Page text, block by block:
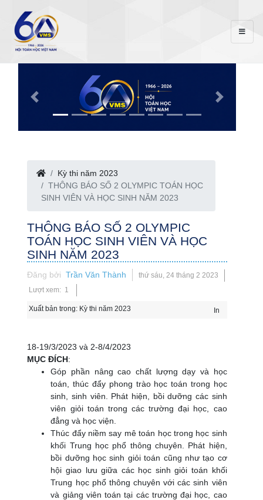
Kỳ thi năm 2023
THÔNG BÁO SỐ 2 OLYMPIC TOÁN HỌC
SINH VIÊN VÀ HỌC SINH NĂM 2023
THÔNG BÁO SỐ 2 OLYMPIC
TOÁN HỌC SINH VIÊN VÀ HỌC
SINH NĂM 2023
Đăng bởiTrần Văn Thành
thứ sáu, 24 tháng 2 2023
Lượt xem: 1
Xuất bản trong: Kỳ thi năm 2023 In
18-19/3/2023 và 2-8/4/2023
MỤC ĐÍCH:
Góp phần nâng cao chất lượng dạy và học
toán, thúc đẩy phong trào học toán trong học
sinh, sinh viên. Phát hiện, bồi dưỡng các sinh
viên giỏi toán trong các trường đại học, cao
đẳng và học viện.
Thúc đẩy niềm say mê toán học trong học sinh
khối Trung học phổ thông chuyên. Phát hiện,
bồi dưỡng học sinh giỏi toán cũng như tạo cơ
hội giao lưu giữa các học sinh giỏi toán khối
Trung học phổ thông chuyên với các sinh viên
và giảng viên toán tại các trường đại học, cao